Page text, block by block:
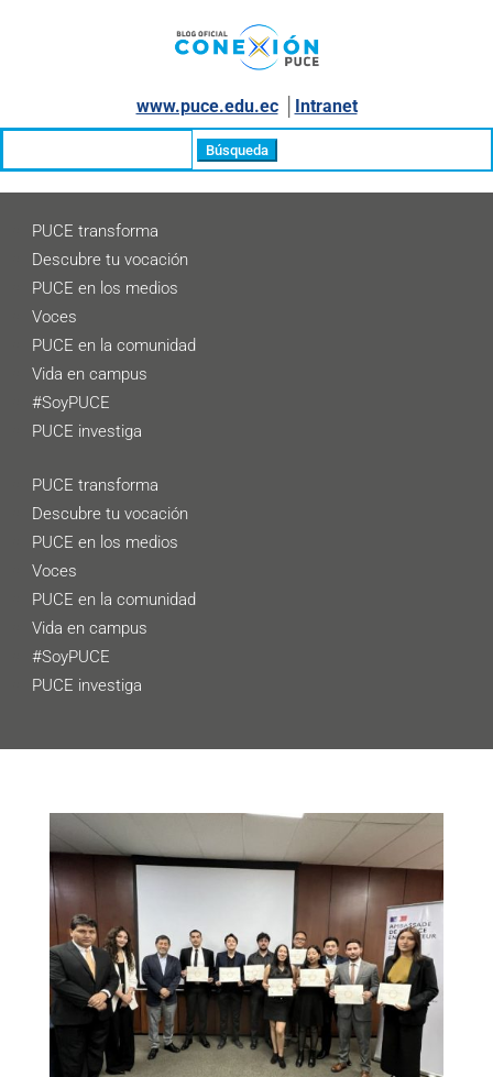
www.puce.edu.ec│ Intranet
PUCE transforma
Descubre tu vocación
PUCE en los medios
Voces
PUCE en la comunidad
Vida en campus
#SoyPUCE
PUCE investiga
PUCE transforma
Descubre tu vocación
PUCE en los medios
Voces
PUCE en la comunidad
Vida en campus
#SoyPUCE
PUCE investiga